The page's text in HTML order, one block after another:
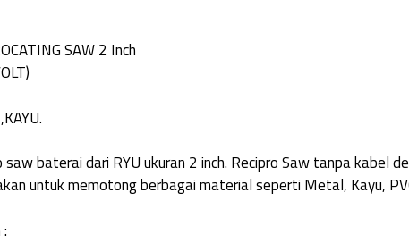
SAW 2 Inch
saw baterai dari RYU ukuran 2 inch. Recipro Saw tanpa
untuk memotong berbagai material seperti Metal, Kayu,